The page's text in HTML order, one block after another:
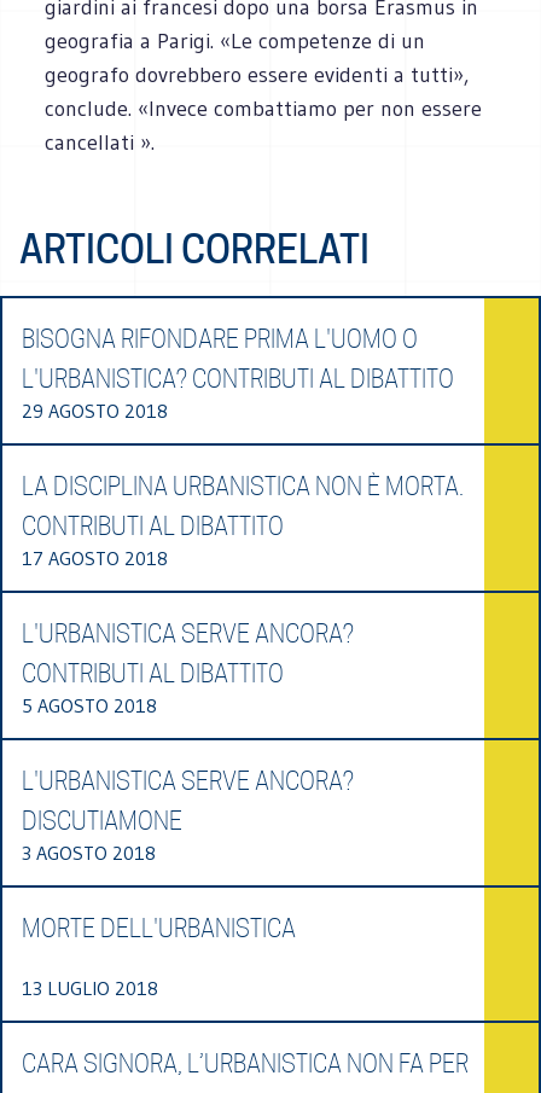
giardini ai francesi dopo una borsa Erasmus in
geografia a Parigi. «Le competenze di un
geografo dovrebbero essere evidenti a tutti»,
conclude. «Invece combattiamo per non essere
cancellati ».
ARTICOLI CORRELATI
BISOGNA RIFONDARE PRIMA L'UOMO O
L'URBANISTICA? CONTRIBUTI AL DIBATTITO
29 AGOSTO 2018
LA DISCIPLINA URBANISTICA NON È MORTA.
CONTRIBUTI AL DIBATTITO
17 AGOSTO 2018
L'URBANISTICA SERVE ANCORA?
CONTRIBUTI AL DIBATTITO
5 AGOSTO 2018
L'URBANISTICA SERVE ANCORA?
DISCUTIAMONE
3 AGOSTO 2018
MORTE DELL'URBANISTICA
13 LUGLIO 2018
CARA SIGNORA, L’URBANISTICA NON FA PER